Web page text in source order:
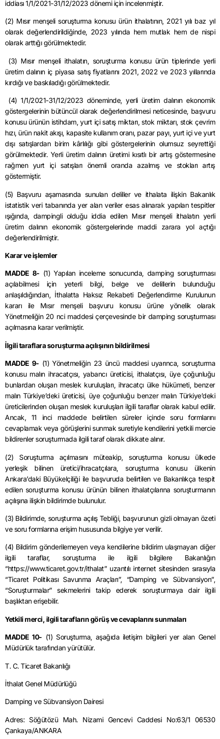
iddiası1/1/2021-31/12/2023 dönemi için incelenmiştir.
(2) Mısır menşeli soruşturma konusu ürün ithalatının, 2021 yılı baz yıl
olarak değerlendirildiğinde, 2023 yılında hem mutlak hem de nispi
olarak arttığı görülmektedir.
(3) Mısır menşeli ithalatın, soruşturma konusu ürün tiplerinde yerli
üretim dalının iç piyasa satış fiyatlarını 2021, 2022 ve 2023 yıllarında
kırdığı ve baskıladığı görülmektedir.
(4)1/1/2021-31/12/2023 döneminde, yerli üretim dalının ekonomik
göstergelerinin bütüncül olarak değerlendirilmesi neticesinde, başvuru
konusu ürünün istihdam, yurt içi satış miktarı, stok miktarı, stok çevrim
hızı, ürün nakit akışı, kapasite kullanım oranı, pazar payı, yurt içi ve yurt
dışı satışlardan birim kârlılığı gibi göstergelerinin olumsuz seyrettiği
görülmektedir. Yerli üretim dalının üretimi kısıtlı bir artış göstermesine
rağmen yurt içi satışları önemli oranda azalmış ve stokları artış
göstermiştir.
(5) Başvuru aşamasında sunulan deliller ve ithalata ilişkin Bakanlık
istatistik veri tabanında yer alan veriler esas alınarak yapılan tespitler
ışığında, dampingliolduğu iddia edilen Mısır menşeli ithalatın yerli
üretim dalının ekonomik göstergelerinde maddi zarara yol açtığı
değerlendirilmiştir.
Karar ve işlemler
MADDE 8- (1) Yapılan inceleme sonucunda, damping soruşturması
açılabilmesi için yeterli bilgi, belge ve delillerin bulunduğu
anlaşıldığından, İthalatta Haksız Rekabeti Değerlendirme Kurulunun
kararı ile Mısır menşeli başvuru konusu ürüne yönelik olarak
Yönetmeliğin 20 ncimaddesi çerçevesinde bir damping soruşturması
açılmasına karar verilmiştir.
İlgili taraflara soruşturma açılışının bildirilmesi
MADDE 9- (1) Yönetmeliğin 23 üncü maddesi uyarınca, soruşturma
konusu malın ihracatçısı, yabancı üreticisi, ithalatçısı, üye çoğunluğu
bunlardan oluşan meslek kuruluşları, ihracatçı ülke hükümeti, benzer
malın Türkiye’deki üreticisi, üye çoğunluğu benzer malın Türkiye’deki
üreticilerinden oluşan meslek kuruluşları ilgili taraflar olarak kabul edilir.
Ancak, 11 inci maddede belirtilen süreler içinde soru formlarını
cevaplamak veya görüşlerini sunmak suretiyle kendilerini yetkili mercie
bildirenler soruşturmada ilgili taraf olarak dikkate alınır.
(2) Soruşturma açılmasını müteakip, soruşturma konusu ülkede
yerleşik bilinen üretici/ihracatçılara, soruşturma konusu ülkenin
Ankara’daki Büyükelçiliği ile başvuruda belirtilen ve Bakanlıkça tespit
edilen soruşturma konusu ürünün bilinen ithalatçılarına soruşturmanın
açılışına ilişkin bildirimde bulunulur.
(3) Bildirimde, soruşturma açılış Tebliği, başvurunun gizli olmayan özeti
ve soru formlarına erişim hususunda bilgiye yer verilir.
(4) Bildirim gönderilemeyen veya kendilerine bildirim ulaşmayan diğer
ilgili taraflar, soruşturma ile ilgili bilgilere Bakanlığın
“https://www.ticaret.gov.tr/ithalat” uzantılı internet sitesinden sırasıyla
“Ticaret Politikası Savunma Araçları”, “Damping ve Sübvansiyon”,
“Soruşturmalar” sekmelerini takip ederek soruşturmaya dair ilgili
başlıktan erişebilir.
Yetkili merci, ilgili tarafların görüş ve cevaplarını sunmaları
MADDE 10- (1) Soruşturma, aşağıda iletişim bilgileri yer alan Genel
Müdürlük tarafından yürütülür.
T. C. Ticaret Bakanlığı
İthalat Genel Müdürlüğü
Damping ve Sübvansiyon Dairesi
Adres: SöğütözüMah. Nizami GenceviCaddesi No:63/1 06530
Çankaya/ANKARA